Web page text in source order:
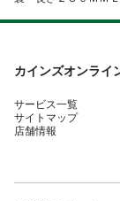
カインズオンライ
サービス一覧
サイトマップ
店舗情報